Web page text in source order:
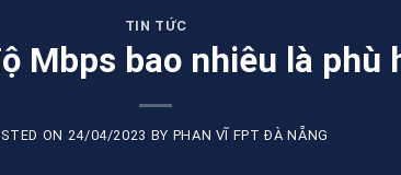
TIN TỨC
Mbps bao nhiêu là phù
ON 24/04/2023 BY PHAN VĨ FPT ĐÀ NẴNG